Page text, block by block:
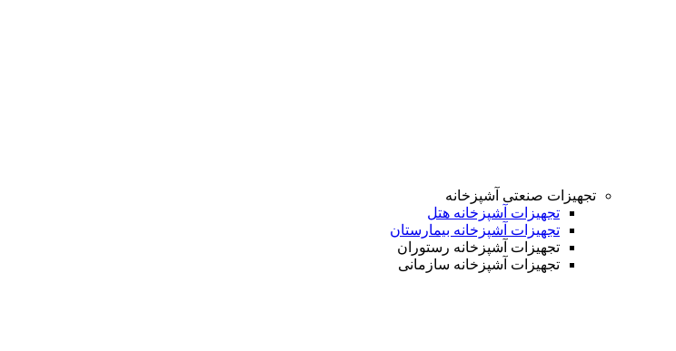
تجهیزات صنعتی آشپزخانه
تجهیزات آشپزخانه هتل
تجهیزات آشپزخانه بیمارستان
تجهیزات آشپزخانه رستوران
تجهیزات آشپزخانه سازمانی